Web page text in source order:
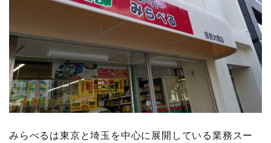
みらべるは東京と埼玉を中心に展開している業務スー